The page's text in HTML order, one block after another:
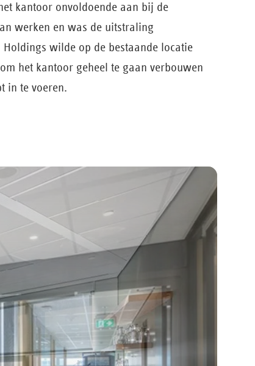
kantoor onvoldoende aan bij de
werken en was de uitstraling
wilde op de bestaande locatie
het kantoor geheel te gaan verbouwen
in te voeren.